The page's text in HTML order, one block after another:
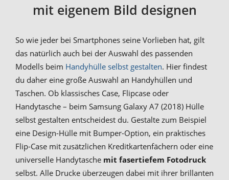
mit eigenem Bild designen
So wie jeder bei Smartphones seine Vorlieben hat, gilt
das natürlich auch bei der Auswahl des passenden
Modells beim Handyhülle selbst gestalten. Hier findest
du daher eine große Auswahl an Handyhüllen und
Taschen. Ob klassisches Case, Flipcase oder
Handytasche – beim Samsung Galaxy A7 (2018) Hülle
selbst gestalten entscheidest du. Gestalte zum Beispiel
eine Design-Hülle mit Bumper-Option, ein praktisches
Flip-Case mit zusätzlichen Kreditkartenfächern oder eine
universelle Handytasche mit fasertiefem Fotodruck
selbst. Alle Drucke überzeugen dabei mit ihrer brillanten